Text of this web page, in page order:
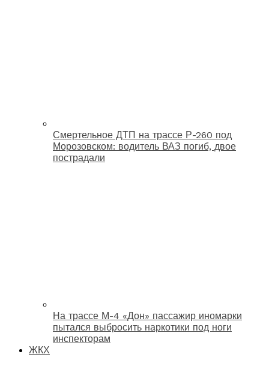
Смертельное ДТП на трассе Р-260 под
Морозовском: водитель ВАЗ погиб, двое
пострадали
На трассе М-4 «Дон» пассажир иномарки
пытался выбросить наркотики под ноги
инспекторам
ЖКХ